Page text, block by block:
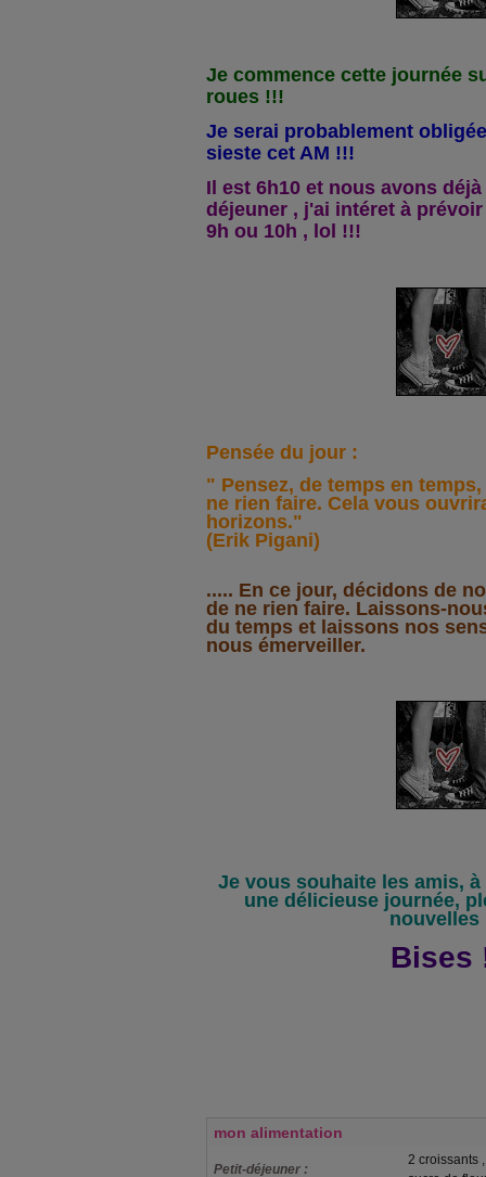
Je commence cette journée
roues !!!
Je serai probablement
sieste cet AM !!!
Il est 6h10 et nous avons
déjeuner , j'ai intéret à
9h ou 10h , lol !!!
Pensée du jour :
" Pensez, de temps en
ne rien faire. Cela vous
horizons."
(Erik Pigani)
..... En ce jour, décidons de
de ne rien faire. Laissons-
du temps et laissons nos
nous émerveiller.
Je vous souhaite les amis,
une délicieuse journée,
nouvelles
Bises
mon alimentation
Petit-déjeuner :
2 croissants